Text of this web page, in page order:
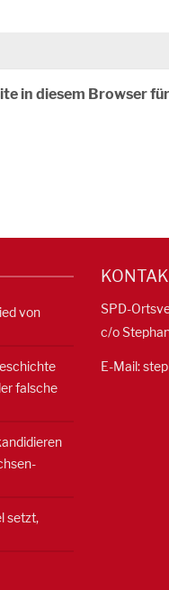
in diesem Browser
von
falsche
setzt,
SPD-
c/o
E-Mail: